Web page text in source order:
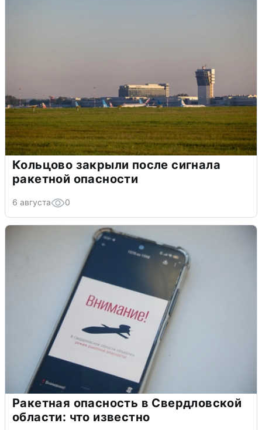
Кольцово закрыли после сигнала
ракетной опасности
6 августа 0
Ракетная опасность в Свердловской
области: что известно